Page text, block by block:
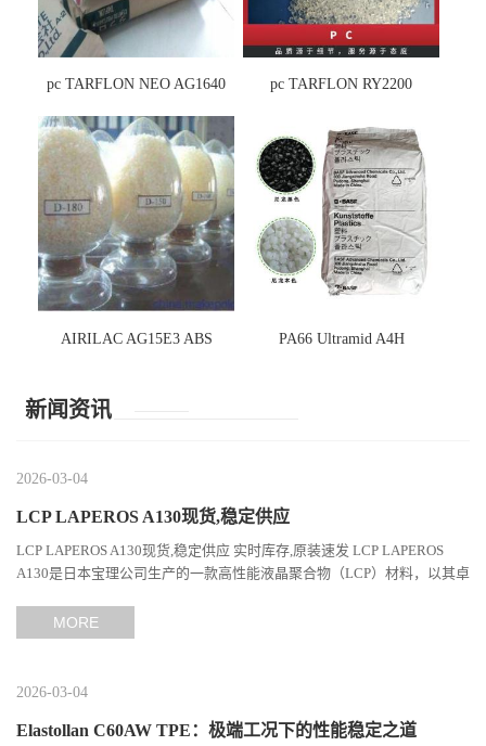
pc TARFLON NEO AG1640 pc TARFLON RY2200
AIRILAC AG15E3 ABS PA66 Ultramid A4H
新闻资讯
2026-03-04
LCP LAPEROS A130现货,稳定供应
LCP LAPEROS A130现货,稳定供应 实时库存,原装速发 LCP LAPEROS
A130是日本宝理公司生产的一款高性能液晶聚合物（LCP）材料，以其卓
MORE
2026-03-04
Elastollan C60AW TPE：极端工况下的性能稳定之道